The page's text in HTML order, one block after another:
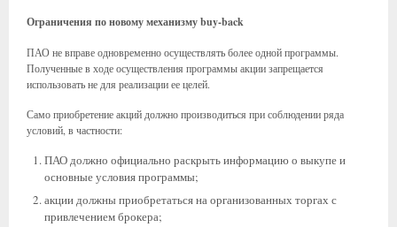
Ограничения по новому механизму buy-back
ПАО не вправе одновременно осуществлять более одной программы.
Полученные в ходе осуществления программы акции запрещается
использовать не для реализации ее целей.
Само приобретение акций должно производиться при соблюдении ряда
условий, в частности:
ПАО должно официально раскрыть информацию о выкупе и
основные условия программы;
акции должны приобретаться на организованных торгах с
привлечением брокера;